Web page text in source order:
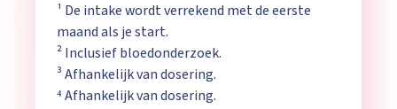
¹ De intake wordt verrekend met de eerste
maand als je start.
²Inclusief bloedonderzoek.
³ Afhankelijk van dosering.
⁴ Afhankelijk van dosering.